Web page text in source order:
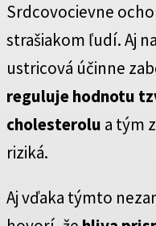
Srdcovocievne
strašiakom ľudí. Aj
ustricová účinne
reguluje hodnotu
cholesterolu a tým
riziká.
Aj vďaka týmto